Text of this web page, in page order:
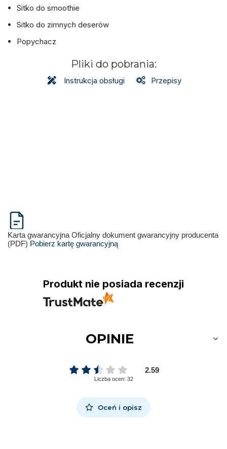
Sitko do smoothie
Sitko do zimnych deserów
Popychacz
Pliki do pobrania:
Instrukcja obsługi Przepisy
Karta gwarancyjna Oficjalny dokument gwarancyjny producenta
(PDF) Pobierz kartę gwarancyjną
Produkt nie posiada recenzji
OPINIE
2.59
Liczba ocen: 32
Oceń i opisz